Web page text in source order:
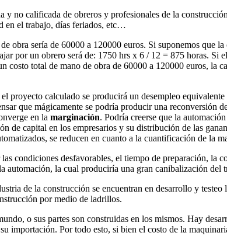
no calificada de obreros y profesionales de la
en el trabajo, días feriados, etc…
obra sería de 60000 a 120000 euros. Si suponemos que
por un obrero será de: 1750 hrs x 6 / 12 = 875 horas. Si
total de mano de obra de 60000 a 120000 euros, la
proyecto calculado se producirá un desempleo equivalente
que mágicamente se podría producir una reconversión
en la marginación. Podría creerse que la
de capital en los empresarios y su distribución de las
se reducen en cuanto a la cuantificación de la
condiciones desfavorables, el tiempo de preparación, la
la cual produciría una gran canibalización del
de la construcción se encuentran en desarrollo y testeo
por medio de ladrillos.
o sus partes son construidas en los mismos. Hay
importación. Por todo esto, si bien el costo de la